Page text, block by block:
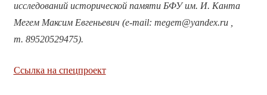
исследований исторической памяти БФУ им. И. Канта
Мегем Максим Евгеньевич (e-mail: megem@yandex.ru ,
т. 89520529475).
Ссылка на спецпроект